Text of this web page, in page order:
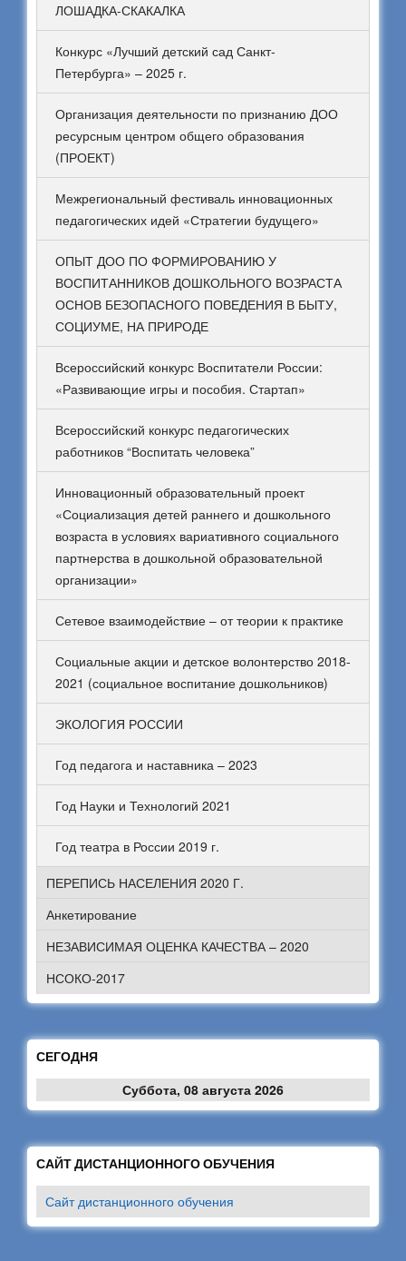
ЛОШАДКА-СКАКАЛКА
Конкурс «Лучший детский сад Санкт-
Петербурга» – 2025 г.
Организация деятельности по признанию ДОО
ресурсным центром общего образования
(ПРОЕКТ)
Межрегиональный фестиваль инновационных
педагогических идей «Стратегии будущего»
ОПЫТ ДОО ПО ФОРМИРОВАНИЮ У
ВОСПИТАННИКОВ ДОШКОЛЬНОГО ВОЗРАСТА
ОСНОВ БЕЗОПАСНОГО ПОВЕДЕНИЯ В БЫТУ,
СОЦИУМЕ, НА ПРИРОДЕ
Всероссийский конкурс Воспитатели России:
«Развивающие игры и пособия. Стартап»
Всероссийский конкурс педагогических
работников “Воспитать человека”
Инновационный образовательный проект
«Социализация детей раннего и дошкольного
возраста в условиях вариативного социального
партнерства в дошкольной образовательной
организации»
Сетевое взаимодействие – от теории к практике
Социальные акции и детское волонтерство 2018-
2021 (социальное воспитание дошкольников)
ЭКОЛОГИЯ РОССИИ
Год педагога и наставника – 2023
Год Науки и Технологий 2021
Год театра в России 2019 г.
ПЕРЕПИСЬ НАСЕЛЕНИЯ 2020 Г.
Анкетирование
НЕЗАВИСИМАЯ ОЦЕНКА КАЧЕСТВА – 2020
НСОКО-2017
СЕГОДНЯ
Суббота, 08 августа 2026
САЙТ ДИСТАНЦИОННОГО ОБУЧЕНИЯ
Сайт дистанционного обучения